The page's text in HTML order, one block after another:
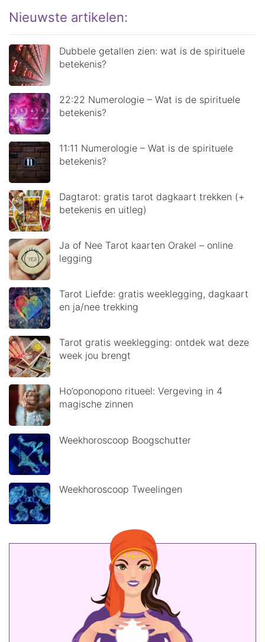
Nieuwste artikelen:
Dubbele getallen zien: wat is de spirituele
betekenis?
22:22 Numerologie – Wat is de spirituele
betekenis?
11:11 Numerologie – Wat is de spirituele
betekenis?
Dagtarot: gratis tarot dagkaart trekken (+
betekenis en uitleg)
Ja of Nee Tarot kaarten Orakel – online
legging
Tarot Liefde: gratis weeklegging, dagkaart
en ja/nee trekking
Tarot gratis weeklegging: ontdek wat deze
week jou brengt
Ho’oponopono ritueel: Vergeving in 4
magische zinnen
Weekhoroscoop Boogschutter
Weekhoroscoop Tweelingen